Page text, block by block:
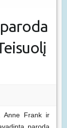
Anne Frank ir